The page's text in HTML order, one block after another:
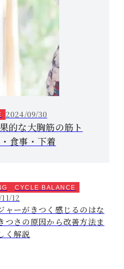
2024/09/30
的な大胸筋の筋ト
食事・下着
CYCLE BALANCE
12
ャーがきつく感じるのはな
つさの原因から改善方法ま
く解説